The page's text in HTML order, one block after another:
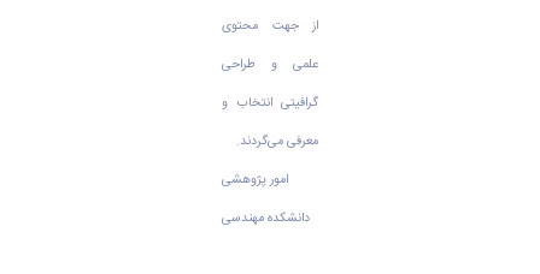
از جهت محتوی
علمی و طراحی
گرافیتی انتخاب و
معرفی می‌گردند.
امور پژوهشی
دانشکده مهندسی